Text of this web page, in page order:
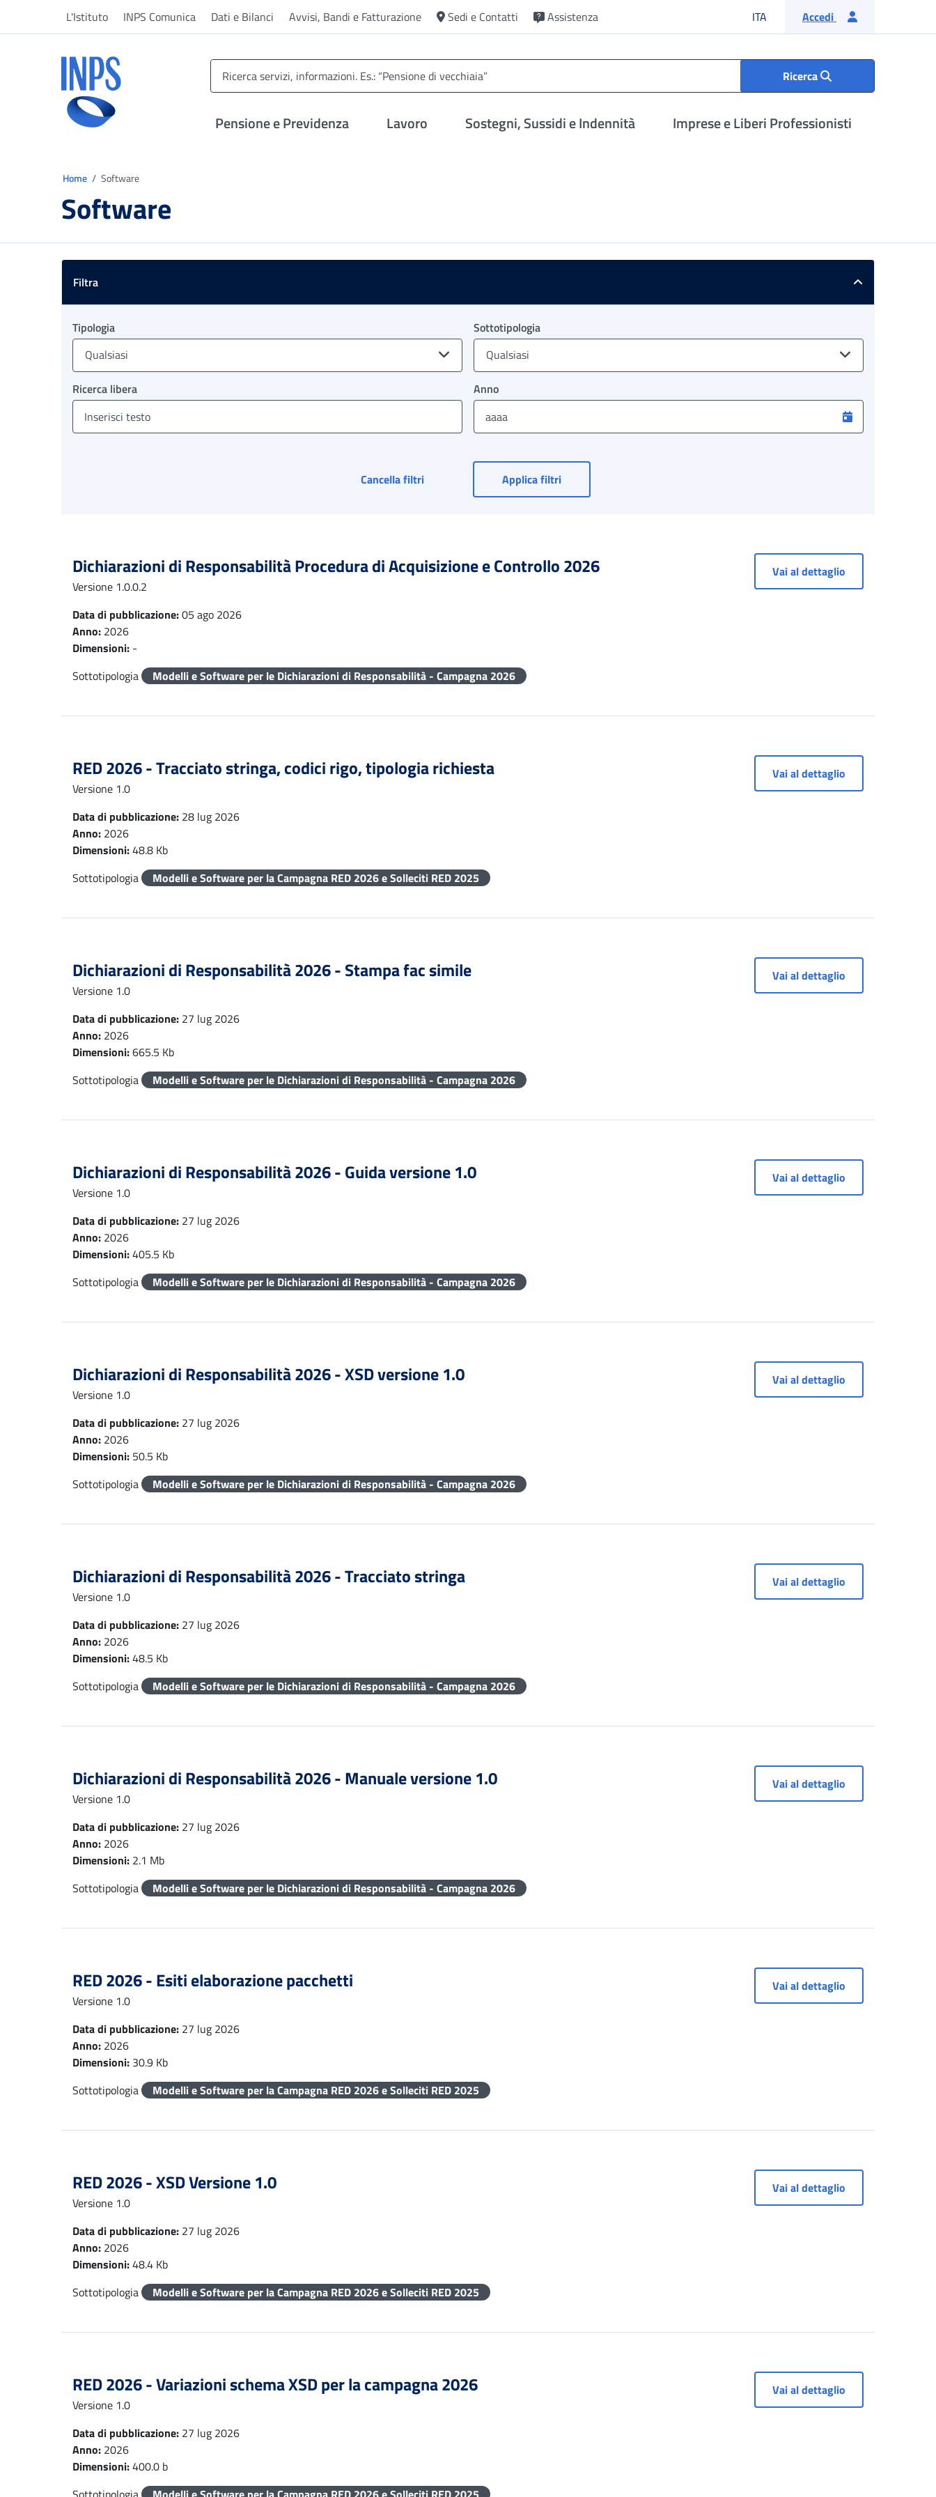
L'Istituto INPS Comunica Dati e Bilanci Avvisi, Bandi e Fatturazione Sedi e Contatti Assistenza ITA Lingua italiana
Accedi
Ricerca
Pensione e Previdenza Lavoro Sostegni, Sussidi e Indennità Imprese e Liberi Professionisti
Home Software
Software
Filtra
Tipologia
Qualsiasi
Sottotipologia
Qualsiasi
Ricerca libera Anno
Cancella filtri Applica filtri
Dichiarazioni di Responsabilità Procedura di Acquisizione e Controllo 2026
Versione 1.0.0.2
Data di pubblicazione:05 ago 2026
Anno: 2026
Dimensioni: -
Sottotipologia
Modelli e Software per le Dichiarazioni di Responsabilità - Campagna 2026
Vai al dettaglio
RED 2026 - Tracciato stringa, codici rigo, tipologia richiesta
Versione 1.0
Data di pubblicazione: 28 lug 2026
Anno: 2026
Dimensioni:48.8 Kb
Sottotipologia
Modelli e Software per la Campagna RED 2026 e Solleciti RED 2025
Vai al dettaglio
Dichiarazioni di Responsabilità 2026 - Stampa fac simile
Versione 1.0
Data di pubblicazione: 27 lug 2026
Anno: 2026
Dimensioni:665.5 Kb
Sottotipologia
Modelli e Software per le Dichiarazioni di Responsabilità - Campagna 2026
Vai al dettaglio
Dichiarazioni di Responsabilità 2026 - Guida versione 1.0
Versione 1.0
Data di pubblicazione: 27 lug 2026
Anno: 2026
Dimensioni:405.5 Kb
Sottotipologia
Modelli e Software per le Dichiarazioni di Responsabilità - Campagna 2026
Vai al dettaglio
Dichiarazioni di Responsabilità 2026 - XSD versione 1.0
Versione 1.0
Data di pubblicazione: 27 lug 2026
Anno: 2026
Dimensioni: 50.5 Kb
Sottotipologia
Modelli e Software per le Dichiarazioni di Responsabilità - Campagna 2026
Vai al dettaglio
Dichiarazioni di Responsabilità 2026 - Tracciato stringa
Versione 1.0
Data di pubblicazione: 27 lug 2026
Anno: 2026
Dimensioni:48.5 Kb
Sottotipologia
Modelli e Software per le Dichiarazioni di Responsabilità - Campagna 2026
Vai al dettaglio
Dichiarazioni di Responsabilità 2026 - Manuale versione 1.0
Versione 1.0
Data di pubblicazione: 27 lug 2026
Anno: 2026
Dimensioni: 2.1 Mb
Sottotipologia
Modelli e Software per le Dichiarazioni di Responsabilità - Campagna 2026
Vai al dettaglio
RED 2026 - Esiti elaborazione pacchetti
Versione 1.0
Data di pubblicazione: 27 lug 2026
Anno: 2026
Dimensioni: 30.9 Kb
Sottotipologia
Modelli e Software per la Campagna RED 2026 e Solleciti RED 2025
Vai al dettaglio
RED 2026 - XSD Versione 1.0
Versione 1.0
Data di pubblicazione: 27 lug 2026
Anno: 2026
Dimensioni:48.4 Kb
Sottotipologia
Modelli e Software per la Campagna RED 2026 e Solleciti RED 2025
Vai al dettaglio
RED 2026 - Variazioni schema XSD per la campagna 2026
Versione 1.0
Data di pubblicazione: 27 lug 2026
Anno: 2026
Dimensioni:400.0 b
Vai al dettaglio